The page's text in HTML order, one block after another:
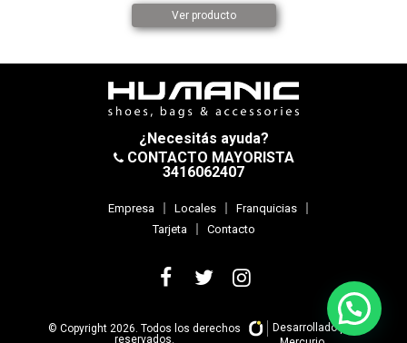
Ver producto
¿Necesitás ayuda?
CONTACTO MAYORISTA
3416062407
Empresa Locales
Franquicias
Tarjeta
Contacto
© Copyright 2026. Todos los derechos
reservados.
Desarrollado por